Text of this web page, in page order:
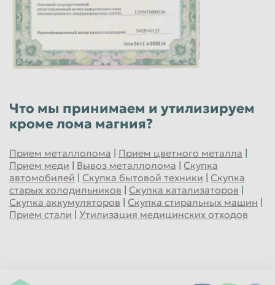
Что мы принимаем и утилизируем
кроме лома магния?
Прием металлолома | Прием цветного металла |
Прием меди | Вывоз металлолома | Скупка
автомобилей | Скупка бытовой техники | Скупка
старых холодильников | Скупка катализаторов |
Скупка аккумуляторов | Скупка стиральных машин |
Прием стали | Утилизация медицинских отходов